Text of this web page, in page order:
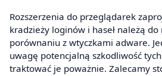
Rozszerzenia do przeglądarek
kradzieży loginów i haseł należą do
porównaniu z wtyczkami adware.
uwagę potencjalną szkodliwość
traktować je poważnie. Zalecamy